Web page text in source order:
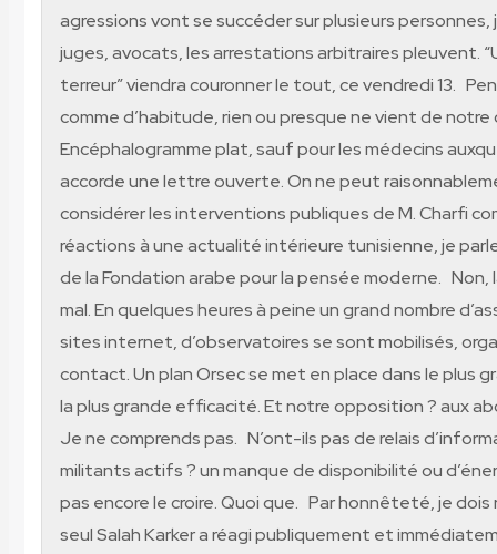
agressions vont se succéder sur plusieurs personnes,
juges, avocats, les arrestations arbitraires pleuvent.
terreur” viendra couronner le tout, ce vendredi 13.
comme d’habitude, rien ou presque ne vient de
Encéphalogramme plat, sauf pour les médecins
accorde une lettre ouverte. On ne peut
considérer les interventions publiques de M. Charfi
réactions à une actualité intérieure tunisienne, je
de la Fondation arabe pour la pensée moderne. Non,
mal. En quelques heures à peine un grand nombre
sites internet, d’observatoires se sont mobilisés,
contact. Un plan Orsec se met en place dans le plus
la plus grande efficacité. Et notre opposition ? aux
Je ne comprends pas. N’ont-ils pas de relais
militants actifs ? un manque de disponibilité ou
pas encore le croire. Quoi que. Par honnêteté, je
seul Salah Karker a réagi publiquement et